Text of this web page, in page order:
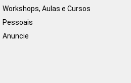
Workshops, Aulas e Cursos
Pessoais
Anuncie